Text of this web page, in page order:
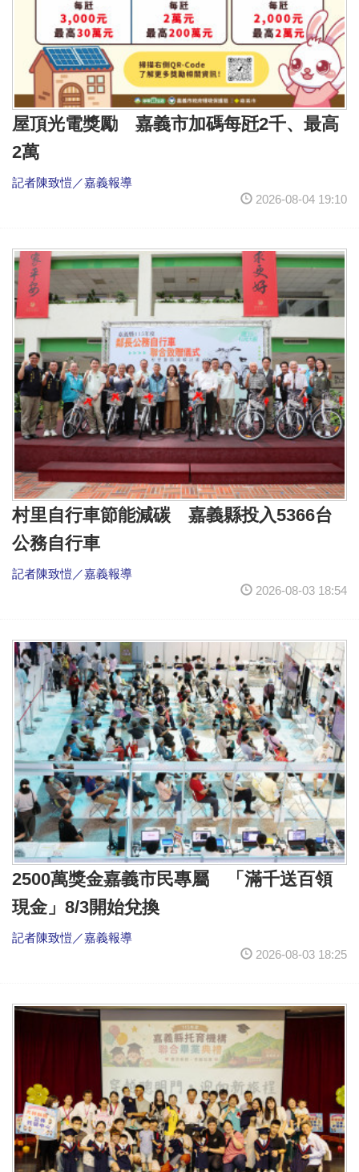
屋頂光電獎勵 嘉義市加碼每瓩2千、最高
2萬
記者陳致愷／嘉義報導
2026-08-04 19:10
村里自行車節能減碳 嘉義縣投入5366台
公務自行車
記者陳致愷／嘉義報導
2026-08-03 18:54
2500萬獎金嘉義市民專屬 「滿千送百領
現金」8/3開始兌換
記者陳致愷／嘉義報導
2026-08-03 18:25